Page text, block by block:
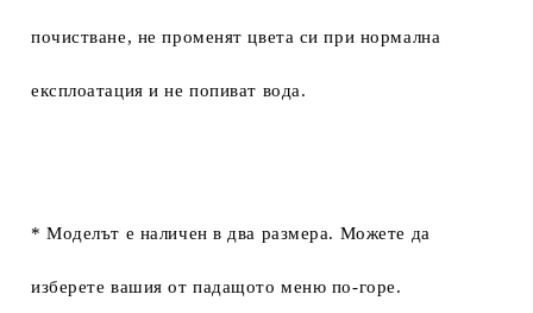
почистване, не променят цвета си при нормална
експлоатация и не попиват вода.
* Моделът е наличен в два размера. Можете да
изберете вашия от падащото меню по-горе.